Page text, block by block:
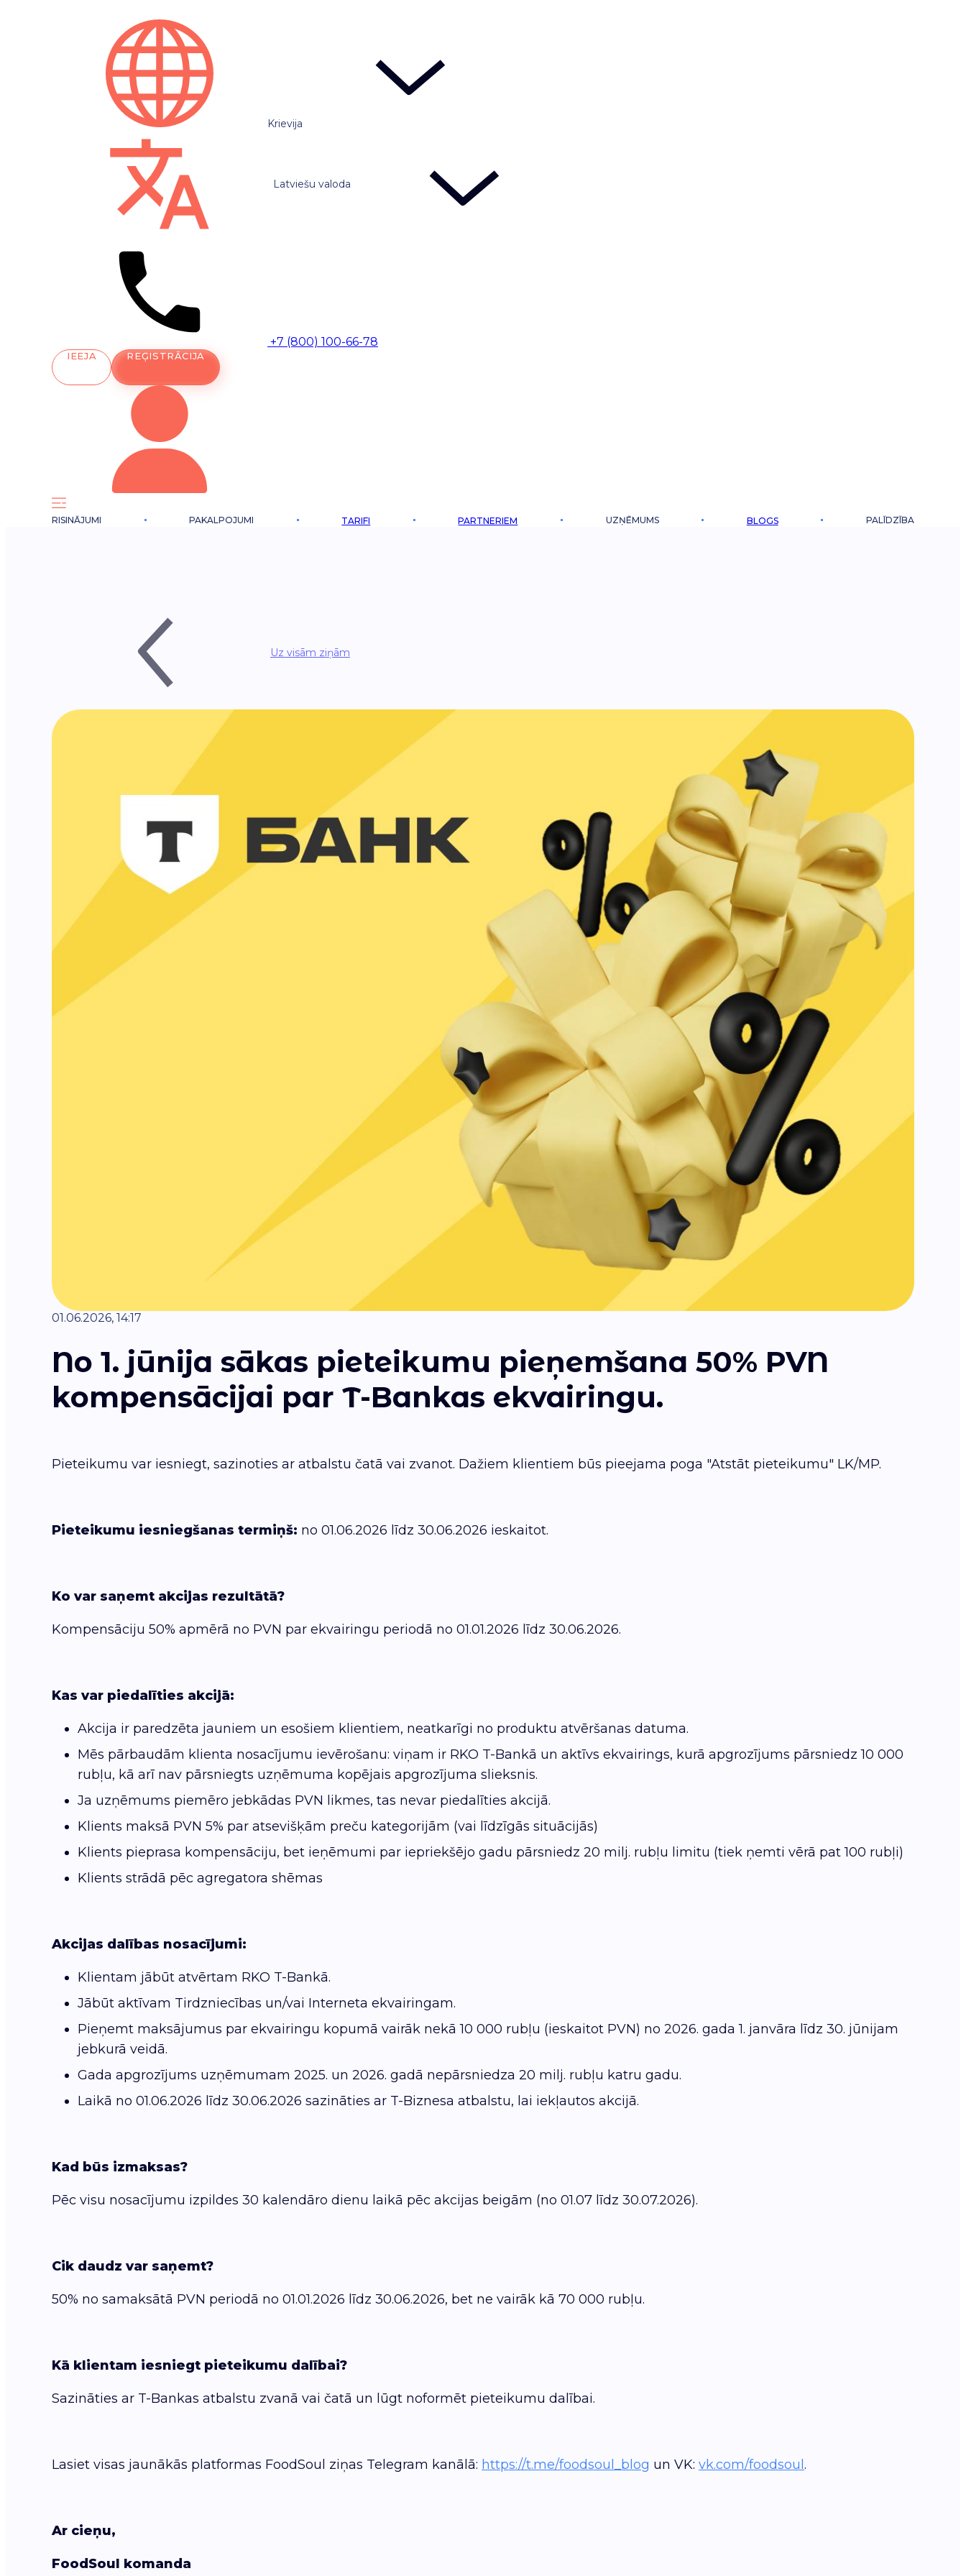
Krievija
Latviešu valoda
+7 (800) 100-66-78
IEEJA REĢISTRĀCIJA
RISINĀJUMI PAKALPOJUMI TARIFI PARTNERIEM UZŅĒMUMS BLOGS PALĪDZĪBA
Uz visām ziņām
01.06.2026, 14:17
No 1. jūnija sākas pieteikumu pieņemšana 50% PVN
kompensācijai par T-Bankas ekvairingu.
Pieteikumu var iesniegt, sazinoties ar atbalstu čatā vai zvanot. Dažiem klientiem būs pieejama poga "Atstāt pieteikumu" LK/MP.
Pieteikumu iesniegšanas termiņš: no 01.06.2026 līdz 30.06.2026 ieskaitot.
Ko var saņemt akcijas rezultātā?
Kompensāciju 50% apmērā no PVN par ekvairingu periodā no 01.01.2026 līdz 30.06.2026.
Kas var piedalīties akcijā:
Akcija ir paredzēta jauniem un esošiem klientiem, neatkarīgi no produktu atvēršanas datuma.
Mēs pārbaudām klienta nosacījumu ievērošanu: viņam ir RKO T-Bankā un aktīvs ekvairings, kurā apgrozījums pārsniedz 10 000
rubļu, kā arī nav pārsniegts uzņēmuma kopējais apgrozījuma slieksnis.
Ja uzņēmums piemēro jebkādas PVN likmes, tas nevar piedalīties akcijā.
Klients maksā PVN 5% par atsevišķām preču kategorijām (vai līdzīgās situācijās)
Klients pieprasa kompensāciju, bet ieņēmumi par iepriekšējo gadu pārsniedz 20 milj. rubļu limitu (tiek ņemti vērā pat 100 rubļi)
Klients strādā pēc agregatora shēmas
Akcijas dalības nosacījumi:
Klientam jābūt atvērtam RKO T-Bankā.
Jābūt aktīvam Tirdzniecības un/vai Interneta ekvairingam.
Pieņemt maksājumus par ekvairingu kopumā vairāk nekā 10 000 rubļu (ieskaitot PVN) no 2026. gada 1. janvāra līdz 30. jūnijam
jebkurā veidā.
Gada apgrozījums uzņēmumam 2025. un 2026. gadā nepārsniedza 20 milj. rubļu katru gadu.
Laikā no 01.06.2026 līdz 30.06.2026 sazināties ar T-Biznesa atbalstu, lai iekļautos akcijā.
Kad būs izmaksas?
Pēc visu nosacījumu izpildes 30 kalendāro dienu laikā pēc akcijas beigām (no 01.07 līdz 30.07.2026).
Cik daudz var saņemt?
50% no samaksātā PVN periodā no 01.01.2026 līdz 30.06.2026, bet ne vairāk kā 70 000 rubļu.
Kā klientam iesniegt pieteikumu dalībai?
Sazināties ar T-Bankas atbalstu zvanā vai čatā un lūgt noformēt pieteikumu dalībai.
Lasiet visas jaunākās platformas FoodSoul ziņas Telegram kanālā: https://t.me/foodsoul_blog un VK: vk.com/foodsoul .
Ar cieņu,
FoodSoul komanda